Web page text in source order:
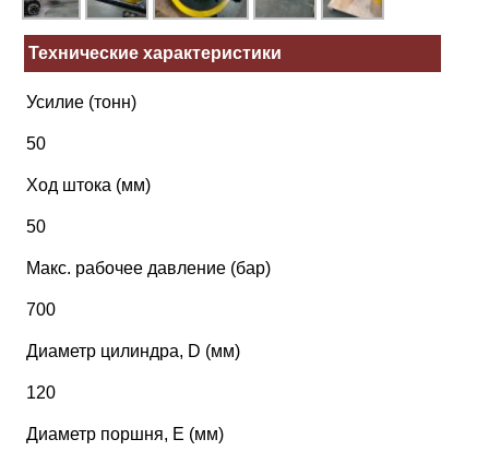
Технические характеристики
Усилие (тонн)
50
Ход штока (мм)
50
Макс. рабочее давление (бар)
700
Диаметр цилиндра, D (мм)
120
Диаметр поршня, Е (мм)